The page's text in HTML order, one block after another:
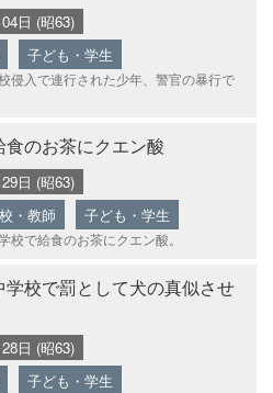
日 (昭63)
子ども・学生
侵入で連行された少年、警官の暴行で
食のお茶にクエン酸
日 (昭63)
・教師 子ども・学生
校で給食のお茶にクエン酸。
学校で罰として犬の真似させ
日 (昭63)
子ども・学生